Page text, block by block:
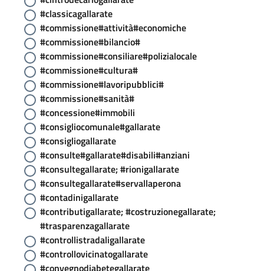
#classicagallarate
#commissione#attività#economiche
#commissione#bilancio#
#commissione#consiliare#polizialocale
#commissione#cultura#
#commissione#lavoripubblici#
#commissione#sanità#
#concessione#immobili
#consigliocomunale#gallarate
#consigliogallarate
#consulte#gallarate#disabili#anziani
#consultegallarate; #rionigallarate
#consultegallarate#servallaperona
#contadinigallarate
#contributigallarate; #costruzionegallarate;
#trasparenzagallarate
#controllistradaligallarate
#controllovicinatogallarate
#convegnodiabetegallarate